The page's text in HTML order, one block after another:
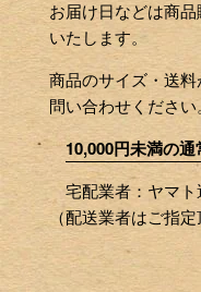
お届け日などは商
いたします。
商品のサイズ・送
問い合わせください。
10,000円未満の
宅配業者：ヤマト
（配送業者はご指